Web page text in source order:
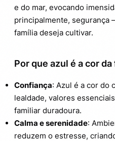
e do mar, evocando
principalmente, segurança
família deseja cultivar.
Por que azul é a cor
Confiança: Azul é a cor do
lealdade, valores
familiar duradoura.
Calma e serenidade:
reduzem o estresse,